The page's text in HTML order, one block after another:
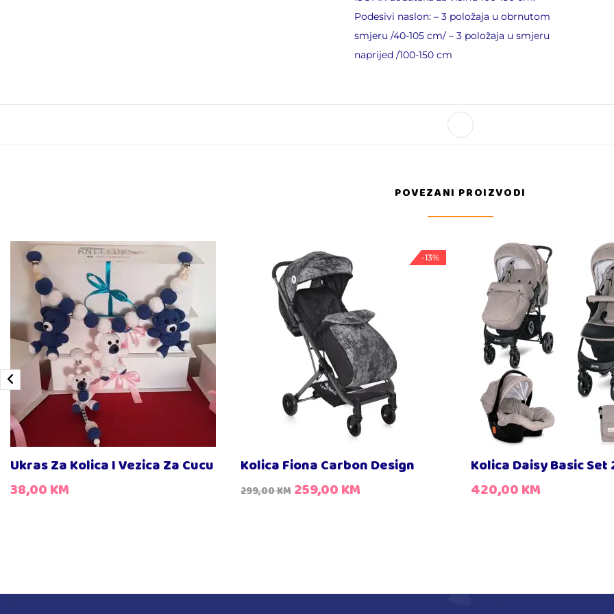
Podesivi naslon: – 3 položaja u obrnutom
smjeru /40-105 cm/ – 3 položaja u smjeru
naprijed /100-150 cm
POVEZANI PROIZVODI
Ukras Za Kolica I Vezica Za Cucu
38,00KM
-13%
Kolica Fiona Carbon Design
299,00KM 259,00KM
Kolica Daisy Basic Set
420,00KM